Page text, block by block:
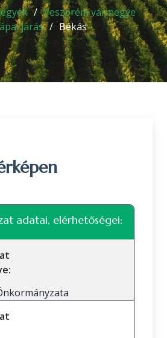
Veszprém vármegye
járás
Békás
adatai, elérhetőségei: